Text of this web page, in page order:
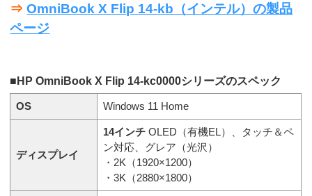
⇒OmniBook X Flip 14-kb（インテル）の製品
ページ
■HP OmniBook X Flip 14-kc0000シリーズのスペック
OS Windows 11 Home
ディスプレイ
14インチOLED（有機EL）、タッチ＆ペ
ン対応、グレア（光沢）
・2K（1920×1200）
・3K（2880×1800）